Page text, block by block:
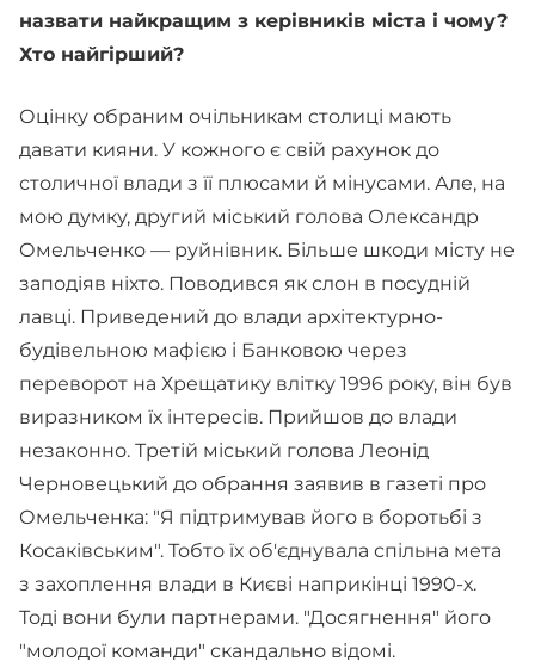
назвати найкращим з керівників міста і чому?
Хто найгірший?
Оцінку обраним очільникам столиці мають
давати кияни. У кожного є свій рахунок до
столичної влади з її плюсами й мінусами. Але, на
мою думку, другий міський голова Олександр
Омельченко — руйнівник. Більше шкоди місту не
заподіяв ніхто. Поводився як слон в посудній
лавці. Приведений до влади архітектурно-
будівельною мафією і Банковою через
переворот на Хрещатику влітку 1996 року, він був
виразником їх інтересів. Прийшов до влади
незаконно. Третій міський голова Леонід
Черновецький до обрання заявив в газеті про
Омельченка: "Я підтримував його в боротьбі з
Косаківським". Тобто їх об'єднувала спільна мета
з захоплення влади в Києві наприкінці 1990-х.
Тоді вони були партнерами. "Досягнення" його
"молодої команди" скандально відомі.